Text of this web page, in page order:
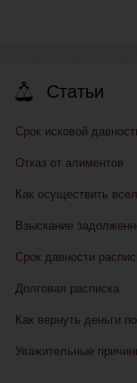
Статьи
Срок исковой
Отказ от алиментов
Как осуществить
Взыскание
Срок давности
Долговая расписка
Как вернуть деньги
Уважительные